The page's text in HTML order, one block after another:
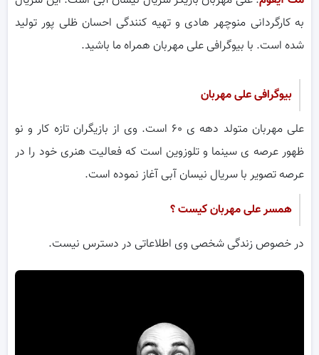
به کارگردانی منوچهر هادی و تهیه کنندگی احسان ظلی پور تولید
شده است. با بیوگرافی علی مهربان همراه ما باشید.
بیوگرافی علی مهربان
علی مهربان متولد دهه ی ۶۰ است. وی از بازیگران تازه کار و نو
ظهور عرصه ی سینما و تلوزوین است که فعالیت هنری خود را در
عرصه تصویر با سریال نیسان آبی آغاز نموده است.
همسر علی مهربان کیست ؟
در خصوص زندگی شخصی وی اطلاعاتی در دسترس نیست.